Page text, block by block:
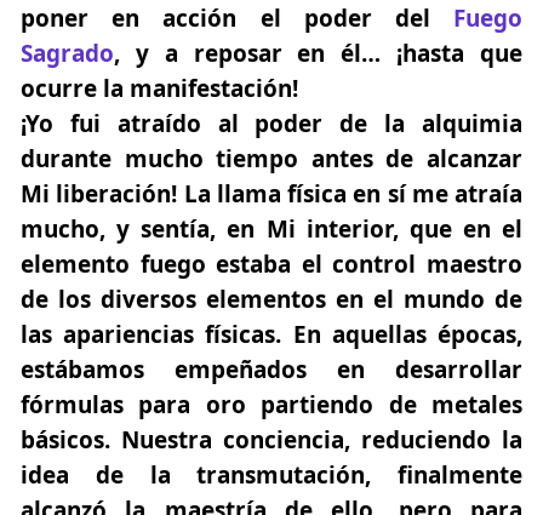
poner en acción el poder del Fuego
Sagrado, y a reposar en él… ¡hasta que
ocurre la manifestación!
¡Yo fui atraído al poder de la alquimia
durante mucho tiempo antes de alcanzar
Mi liberación! La llama física en sí me atraía
mucho, y sentía, en Mi interior, que en el
elemento fuego estaba el control maestro
de los diversos elementos en el mundo de
las apariencias físicas. En aquellas épocas,
estábamos empeñados en desarrollar
fórmulas para oro partiendo de metales
básicos. Nuestra conciencia, reduciendo la
idea de la transmutación, finalmente